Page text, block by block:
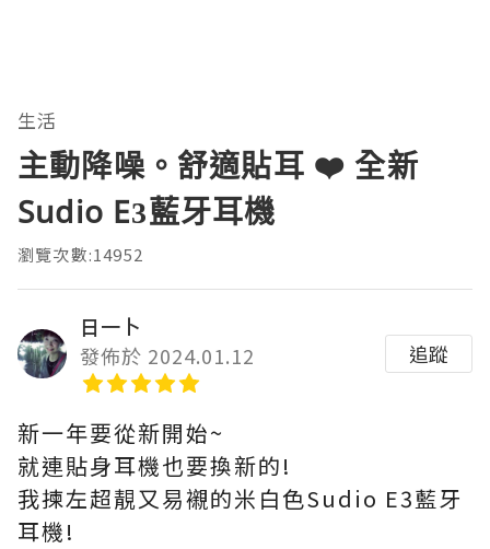
生活
主動降噪。舒適貼耳 ❤️ 全新
Sudio E3藍牙耳機
瀏覽次數:14952
日一卜
發佈於 2024.01.12
追蹤
新一年要從新開始~
就連貼身耳機也要換新的!
我揀左超靚又易襯的米白色Sudio E3藍牙
耳機!